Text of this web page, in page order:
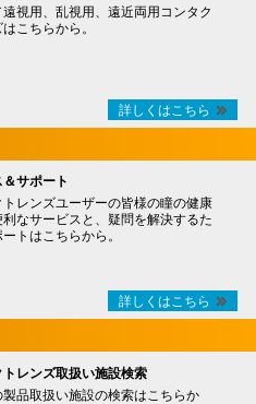
視用、乱視用、遠近両用コンタク
はこちらから。
詳しくはこちら
サポート
トレンズユーザーの皆様の瞳の健康
利なサービスと、疑問を解決するた
トはこちらから。
詳しくはこちら
トレンズ取扱い施設検索
品取扱い施設の検索はこちらか